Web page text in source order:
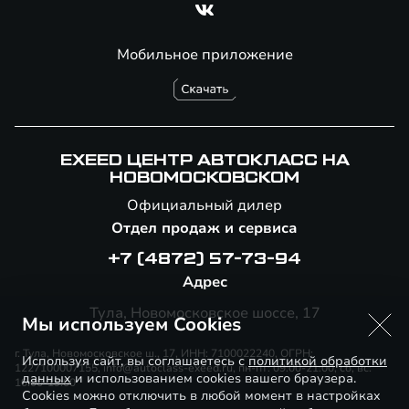
Мобильное приложение
EXEED ЦЕНТР АВТОКЛАСС НА
НОВОМОСКОВСКОМ
Официальный дилер
Отдел продаж и сервиса
+7 (4872) 57-73-94
Адрес
Тула, Новомосковское шоссе, 17
г. Тула, Новомосковское ш., 17, ИНН: 7100022240, ОГРН:
1227100007155, info@autoclass-exeed.ru, пн-пт: 09:00-21:00, сб, вс:
10:00-19:00
Мы используем Cookies
Используя сайт, вы соглашаетесь сполитикой обработки
данныхи использованием cookies вашего браузера.
Cookies можно отключить в любой момент в настройках